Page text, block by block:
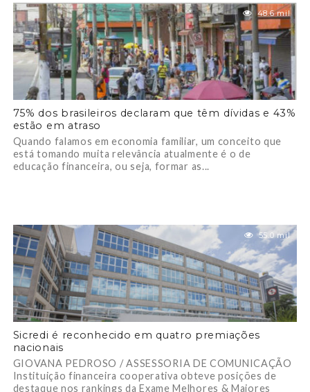
48.6 mil
75% dos brasileiros declaram que têm dívidas e 43%
estão em atraso
Quando falamos em economia familiar, um conceito que
está tomando muita relevância atualmente é o de
educação financeira, ou seja, formar as...
55.0 mil
Sicredi é reconhecido em quatro premiações
nacionais
GIOVANA PEDROSO / ASSESSORIA DE COMUNICAÇÃO
Instituição financeira cooperativa obteve posições de
destaque nos rankings da Exame Melhores & Maiores